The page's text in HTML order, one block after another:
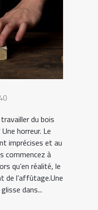
du bois
horreur. Le
imprécises et au
commencez à
qu’en réalité, le
de l’affûtage.Une
dans...